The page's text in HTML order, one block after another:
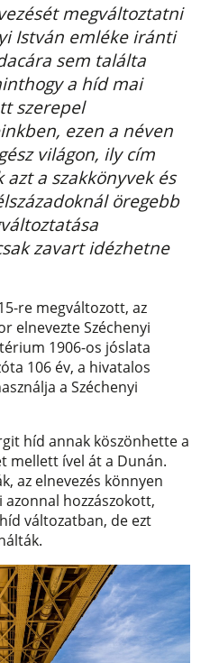
megváltoztatni
István emléke iránti
sem találta
a híd mai
szerepel
ezen a néven
világon, ily cím
a szakkönyvek és
öregebb
zavart idézhetne
re megváltozott, az
elnevezte Széchenyi
1906-os jóslata
106 év, a hivatalos
a Széchenyi
híd annak köszönhette a
mellett ível át a Dunán.
az elnevezés könnyen
hozzászokott,
változatban, de ezt